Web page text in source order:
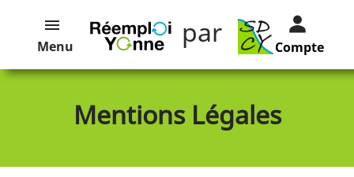
Menu par Compte
Mentions Légales